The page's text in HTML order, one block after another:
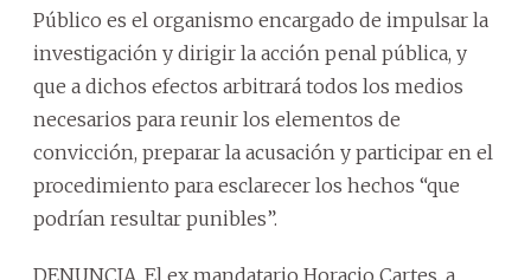
Público es el organismo encargado de impulsar la
investigación y dirigir la acción penal pública, y
que a dichos efectos arbitrará todos los medios
necesarios para reunir los elementos de
convicción, preparar la acusación y participar en el
procedimiento para esclarecer los hechos “que
podrían resultar punibles”.
DENUNCIA. El ex mandatario Horacio Cartes, a